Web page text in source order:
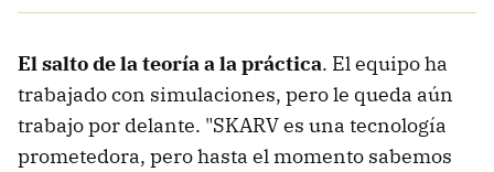
El salto de la teoría a la práctica. El equipo ha
trabajado con simulaciones, pero le queda aún
trabajo por delante. "SKARV es una tecnología
prometedora, pero hasta el momento sabemos